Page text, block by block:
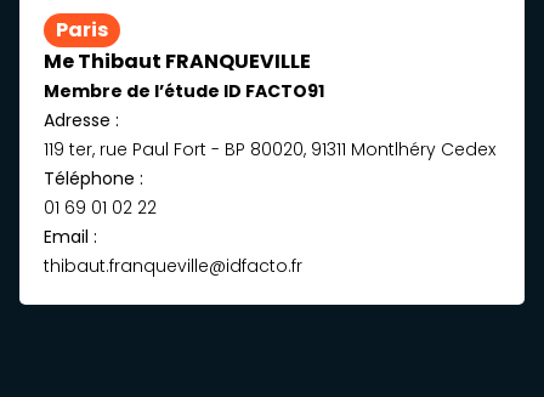
Paris
Me Thibaut FRANQUEVILLE
Membre de l’étude ID FACTO91
Adresse :
119 ter, rue Paul Fort - BP 80020, 91311 Montlhéry Cedex
Téléphone :
01 69 01 02 22
Email :
thibaut.franqueville@idfacto.fr ​